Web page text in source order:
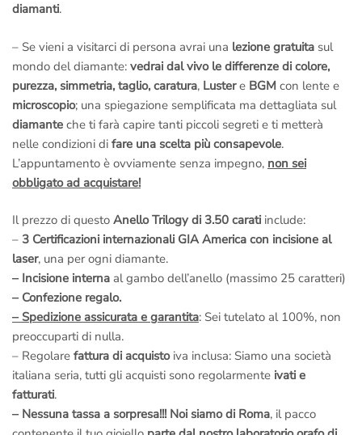
diamanti.
– Se vieni a visitarci di persona avrai una lezione gratuita sul
mondo del diamante: vedrai dal vivo le differenze di colore,
purezza, simmetria, taglio, caratura, Lustere BGM con lente e
microscopio; una spiegazione semplificata ma dettagliata sul
diamante che ti farà capire tanti piccoli segreti e ti metterà
nelle condizioni di fare una scelta più consapevole.
L’appuntamento è ovviamente senza impegno, non sei
obbligato ad acquistare!
Il prezzo di questo Anello Trilogy di 3.50 carati include:
– 3 Certificazioni internazionali GIA America con incisione al
laser, una per ogni diamante.
– Incisione interna al gambo dell’anello (massimo 25 caratteri)
– Confezione regalo.
– Spedizione assicurata e garantita: Sei tutelato al 100%, non
preoccuparti di nulla.
– Regolare fattura di acquistoiva inclusa: Siamo una società
italiana seria, tutti gli acquisti sono regolarmente ivati e
fatturati.
– Nessuna tassa a sorpresa!!! Noi siamo di Roma, il pacco